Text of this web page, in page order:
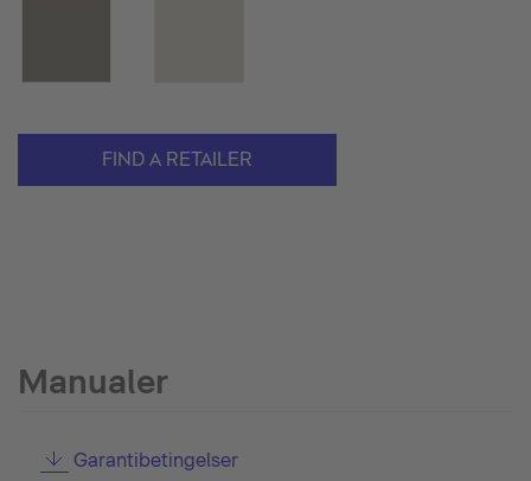
FIND A RETAILER
Manualer
Garantibetingelser